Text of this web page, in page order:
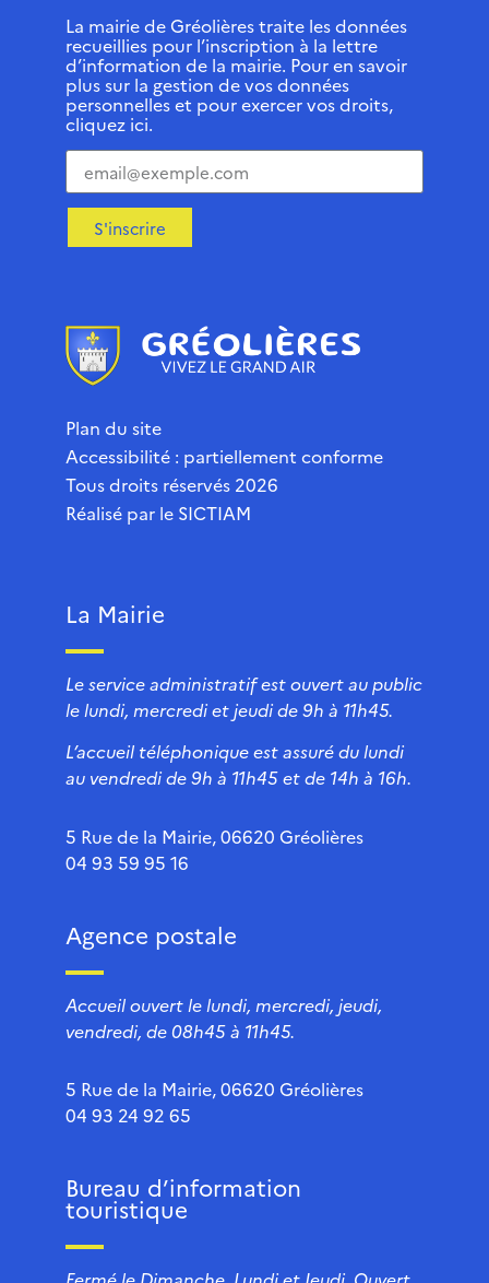
La mairie de Gréolières traite les données
recueillies pour l’inscription à la lettre
d’information de la mairie. Pour en savoir
plus sur la gestion de vos données
personnelles et pour exercer vos droits,
cliquez ici.
S'inscrire
Plan du site
Accessibilité : partiellement conforme
Tous droits réservés 2026
Réalisé par le SICTIAM
La Mairie
Le service administratif est ouvert au public
le lundi, mercredi et jeudi de 9h à 11h45.
L’accueil téléphonique est assuré du lundi
au vendredi de 9h à 11h45 et de 14h à 16h.
5 Rue de la Mairie, 06620 Gréolières
04 93 59 95 16
Agence postale
Accueil ouvert le lundi, mercredi, jeudi,
vendredi, de 08h45 à 11h45.
5 Rue de la Mairie, 06620 Gréolières
04 93 24 92 65
Bureau d’information
touristique